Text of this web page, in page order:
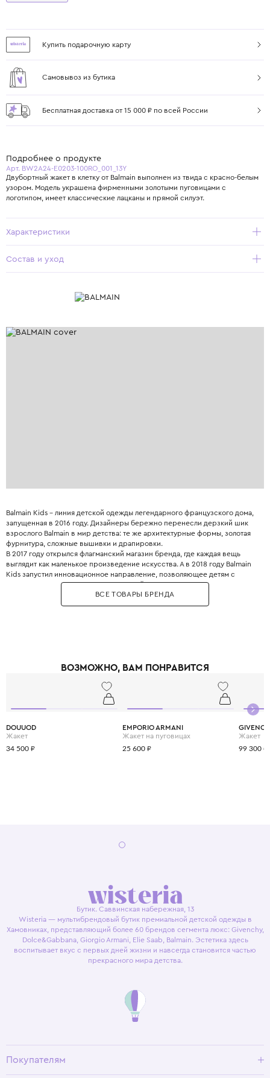
Купить подарочную карту
Самовывоз из бутика
Бесплатная доставка от 15 000 ₽ по всей России
Подробнее о продукте
Арт. BW2A24-E0203-100RO_001_13Y
Двубортный жакет в клетку от Balmain выполнен из твида с красно-белым
узором. Модель украшена фирменными золотыми пуговицами с
логотипом, имеет классические лацканы и прямой силуэт.
Характеристики
Состав и уход
Balmain Kids – линия детской одежды легендарного французского дома,
запущенная в 2016 году. Дизайнеры бережно перенесли дерзкий шик
взрослого Balmain в мир детства: те же архитектурные формы, золотая
фурнитура, сложные вышивки и драпировки.
В 2017 году открылся флагманский магазин бренда, где каждая вещь
выглядит как маленькое произведение искусства. А в 2018 году Balmain
Kids запустил инновационное направление, позволяющее детям с
ранних лет прикасаться к миру высокой моды. Золотые пуговицы,
фактурные ткани, линии кроя – здесь нет места скучной
повседневности.
ВСЕ ТОВАРЫ БРЕНДА
ВОЗМОЖНО, ВАМ ПОНРАВИТСЯ
DOUUOD
Жакет
34 500 ₽
EMPORIO ARMANI
Жакет на пуговицах
25 600 ₽
Жакет
99 300 ₽
Бутик. Саввинская набережная, 13
Wisteria — мультибрендовый бутик премиальной детской одежды в
Хамовниках, представляющий более 60 брендов сегмента люкс: Givenchy,
Dolce&Gabbana, Giorgio Armani, Elie Saab, Balmain. Эстетика здесь
воспитывает вкус с первых дней жизни и навсегда становится частью
прекрасного мира детства.
Покупателям